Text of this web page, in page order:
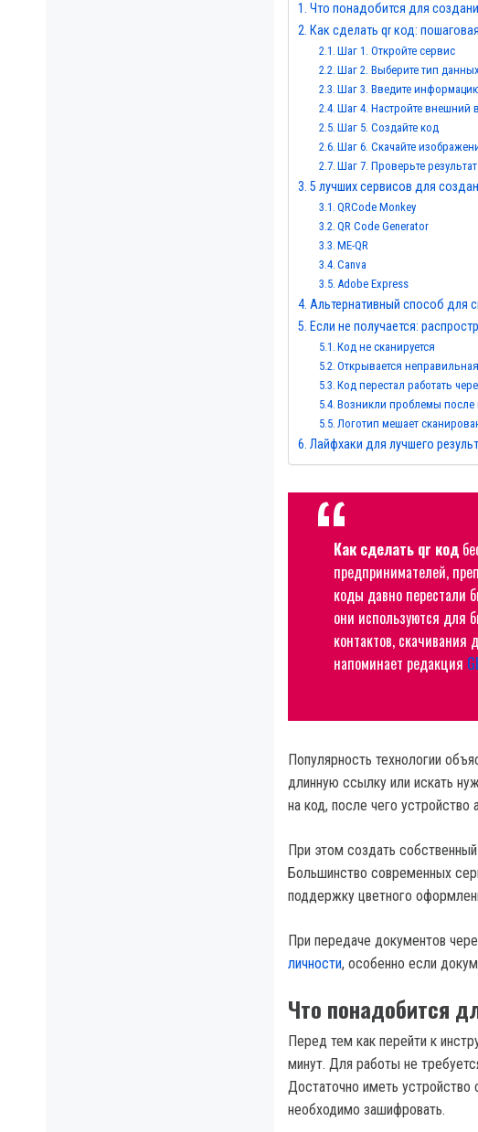
Что понадобится для
Как сделать qr код:
Шаг 1. Откройте сервис
Шаг 2. Выберите тип
Шаг 3. Введите
Шаг 4. Настройте внешний
Шаг 5. Создайте код
Шаг 6. Скачайте
Шаг 7. Проверьте результат
5 лучших сервисов для
QRCode Monkey
QR Code Generator
ME-QR
Canva
Adobe Express
Альтернативный способ для
Если не получается:
Код не сканируется
Открывается
Код перестал работать
Возникли проблемы после
Логотип мешает
Лайфхаки для лучшего
Как сделать qr код
предпринимателей,
коды давно перестали
они используются для
контактов, скачивания
напоминает редакция
Популярность технологии
длинную ссылку или искать
на код, после чего
При этом создать
Большинство современных
поддержку цветного
При передаче документов
личности, особенно если
Что понадобится
Перед тем как перейти к
минут. Для работы не
Достаточно иметь
необходимо зашифровать.